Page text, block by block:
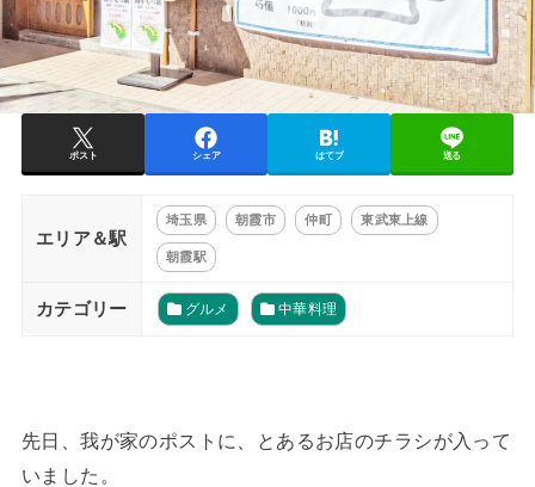
ポスト シェア はてブ 送る
エリア＆駅
埼玉県 朝霞市 仲町 東武東上線
朝霞駅
カテゴリー グルメ 中華料理
先日、我が家のポストに、とあるお店のチラシが入って
いました。